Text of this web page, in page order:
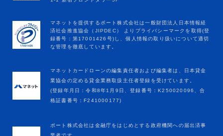
マネットカードローンの編集責任者および編集者は、日本貸金
業協会の定める貸金業務取扱主任者登録を受けています。
(登録年月日：令和8年1月9日、登録番号：K250020096、合
格証書番号：F241000177)
ポート株式会社は金融庁をはじめとする政府機関への届出済事